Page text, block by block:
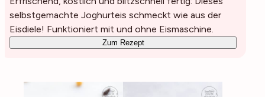
selbstgemachte Joghurteis schmeckt wie aus der
Eisdiele! Funktioniert mit und ohne Eismaschine.
Zum Rezept